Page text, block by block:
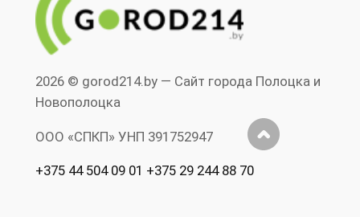
2026 © gorod214.by — Сайт города Полоцка и
Новополоцка
ООО «СПКП» УНП ‎391752947
+375 44 504 09 01 +375 29 244 88 70